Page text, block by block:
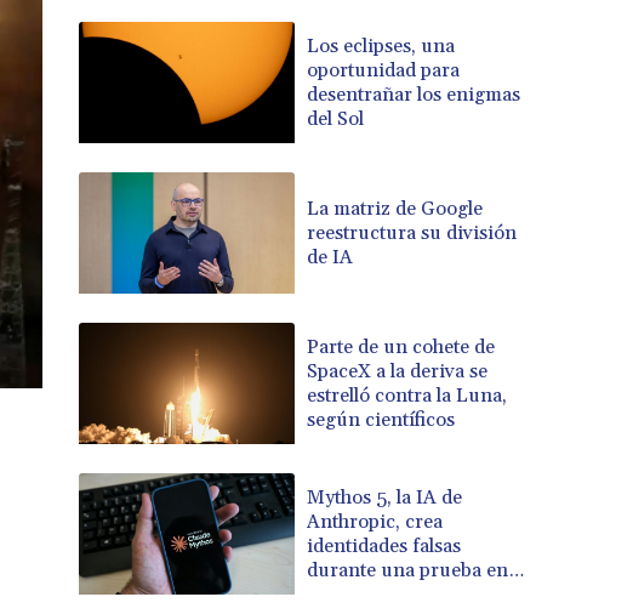
Los eclipses, una
oportunidad para
desentrañar los enigmas
del Sol
La matriz de Google
reestructura su división
de IA
Parte de un cohete de
SpaceX a la deriva se
estrelló contra la Luna,
según científicos
Mythos 5, la IA de
Anthropic, crea
identidades falsas
durante una prueba en